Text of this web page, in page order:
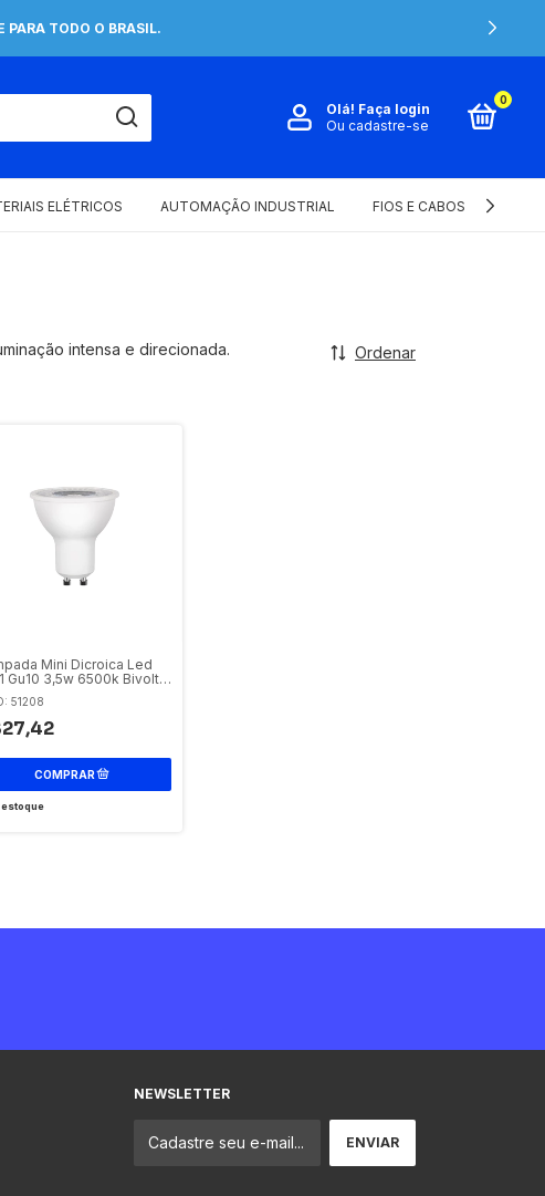
PARA TODO O BRASIL.
Olá! Faça login
Ou cadastre-se
0
ELÉTRICOS AUTOMAÇÃO INDUSTRIAL FIOS E CABOS ELÉTRICOS
intensa e direcionada. Ordenar
Mini Dicroica Led
Gu10 3,5w 6500k Bivolt
51208
estoque
NEWSLETTER